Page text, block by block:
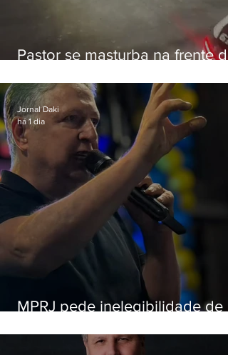
Pastor se masturba na frente de
MPRJ pede inelegibilidade de
Jornal Daki
há 1 dia